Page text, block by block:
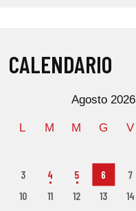
CALENDARIO
Agosto 2026
L M M G V
3
4 5 6 7
10
11 12 13 14